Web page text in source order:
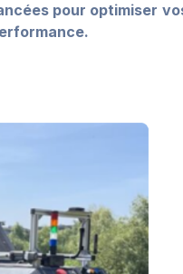
pour optimiser